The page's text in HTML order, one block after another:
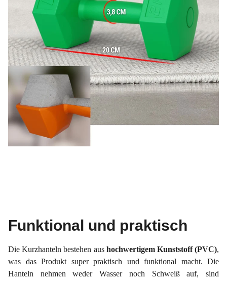
Funktional und praktisch
Die Kurzhanteln bestehen aus hochwertigem Kunststoff (PVC),
was das Produkt super praktisch und funktional macht. Die
Hanteln nehmen weder Wasser noch Schweiß auf, sind